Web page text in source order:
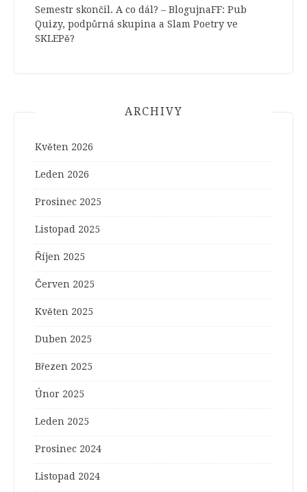
Semestr skončil. A co dál? – BlogujnaFF: Pub
Quizy, podpůrná skupina a Slam Poetry ve
SKLEPě?
ARCHIVY
Květen 2026
Leden 2026
Prosinec 2025
Listopad 2025
Říjen 2025
Červen 2025
Květen 2025
Duben 2025
Březen 2025
Únor 2025
Leden 2025
Prosinec 2024
Listopad 2024